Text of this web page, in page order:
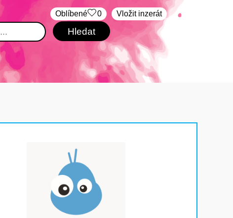
Vložit inzerát
Oblíbené 0